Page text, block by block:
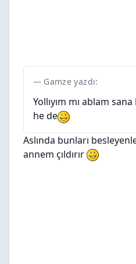
Gamze yazdı:
Yollıyım mı ablam
he de
Aslında bunları
annem çıldırır